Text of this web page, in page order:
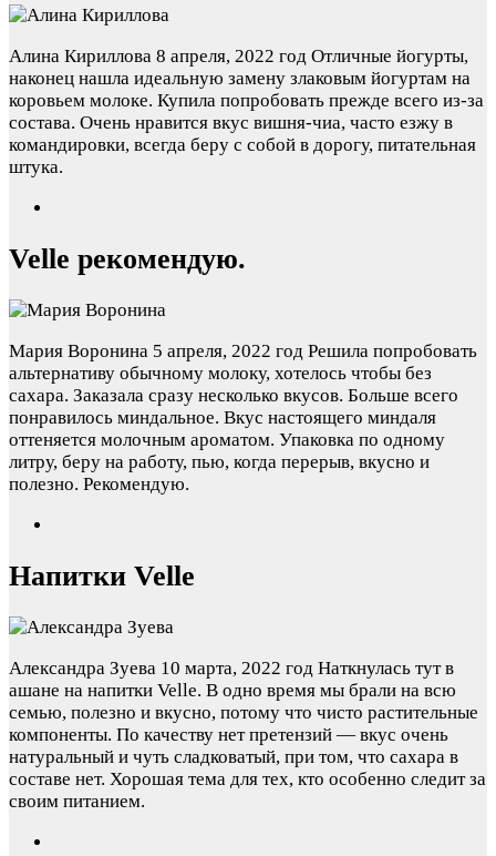
Алина Кириллова 8 апреля, 2022 год Отличные йогурты,
наконец нашла идеальную замену злаковым йогуртам на
коровьем молоке. Купила попробовать прежде всего из-за
состава. Очень нравится вкус вишня-чиа, часто езжу в
командировки, всегда беру с собой в дорогу, питательная
штука.
Velle рекомендую.
Мария Воронина 5 апреля, 2022 год Решила попробовать
альтернативу обычному молоку, хотелось чтобы без
сахара. Заказала сразу несколько вкусов. Больше всего
понравилось миндальное. Вкус настоящего миндаля
оттеняется молочным ароматом. Упаковка по одному
литру, беру на работу, пью, когда перерыв, вкусно и
полезно. Рекомендую.
Напитки Velle
Александра Зуева 10 марта, 2022 год Наткнулась тут в
ашане на напитки Velle. В одно время мы брали на всю
семью, полезно и вкусно, потому что чисто растительные
компоненты. По качеству нет претензий — вкус очень
натуральный и чуть сладковатый, при том, что сахара в
составе нет. Хорошая тема для тех, кто особенно следит за
своим питанием.